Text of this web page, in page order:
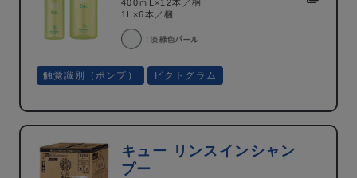
400ｍL×12本／梱
1L×6本／梱
触覚識別（ポンプ） ピクトグラム
キュー リンスインシャン
プー